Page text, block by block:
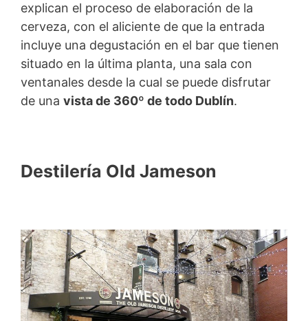
explican el proceso de elaboración de la
cerveza, con el aliciente de que la entrada
incluye una degustación en el bar que tienen
situado en la última planta, una sala con
ventanales desde la cual se puede disfrutar
de una vista de 360º de todo Dublín.
Destilería Old Jameson